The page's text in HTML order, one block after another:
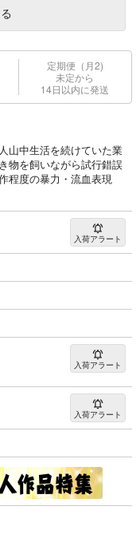
定期便（月2)
未定から
14日以内に発送
山中生活を続けていた業
物を飼いながら試行錯誤
程度の暴力・流血表現
入荷アラート
入荷アラート
入荷アラート